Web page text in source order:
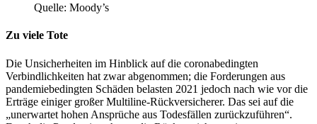
Quelle: Moody’s
Zu viele Tote
Die Unsicherheiten im Hinblick auf die coronabedingten
Verbindlichkeiten hat zwar abgenommen; die Forderungen aus
pandemiebedingten Schäden belasten 2021 jedoch nach wie vor die
Erträge einiger großer Multiline-Rückversicherer. Das sei auf die
„unerwartet hohen Ansprüche aus Todesfällen zurückzuführen“.